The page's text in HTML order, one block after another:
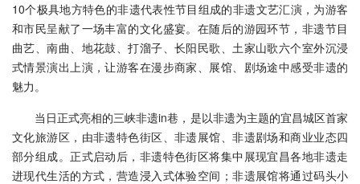
10个极具地方特色的非遗代表性节目组成的非遗文艺汇演，为游客
和市民呈献了一场丰富的文化盛宴。在随后的游园环节，非遗节目
曲艺、南曲、地花鼓、打溜子、长阳民歌、土家山歌六个室外沉浸
式情景演出上演，让游客在漫步商家、展馆、剧场途中感受非遗的
魅力。
当日正式亮相的三峡非遗in巷，是以非遗为主题的宜昌城区首家
文化旅游区，由非遗特色街区、非遗展馆、非遗剧场和商业业态四
部分组成。正式启动后，非遗特色街区将集中展现宜昌各地非遗走
进现代生活的方式，营造浸入式体验空间；非遗展馆将通过码头小